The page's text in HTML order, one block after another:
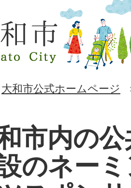
大和市公式ホームページ
市内の
のネー